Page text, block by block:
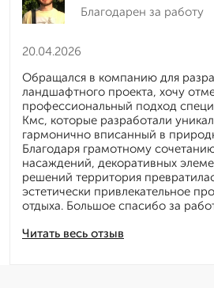
Благодарен за работу
20.04.2026
Читать весь отзыв
Обращался в компанию для
ландшафтного проекта, хочу
профессиональный подход
Кмс, которые разработали
гармонично вписанный в
Благодаря грамотному
насаждений, декоративных
решений территория
эстетически привлекательное
отдыха. Большое спасибо за